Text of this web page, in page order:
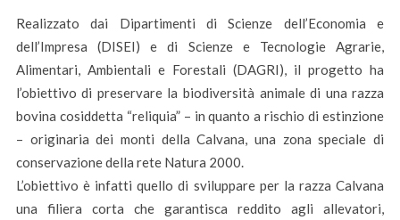
Realizzato dai Dipartimenti di Scienze dell’Economia e
dell’Impresa (DISEI) e di Scienze e Tecnologie Agrarie,
Alimentari, Ambientali e Forestali (DAGRI), il progetto ha
l’obiettivo di preservare la biodiversità animale di una razza
bovina cosiddetta “reliquia” – in quanto a rischio di estinzione
– originaria dei monti della Calvana, una zona speciale di
conservazione della rete Natura 2000.
L’obiettivo è infatti quello di sviluppare per la razza Calvana
una filiera corta che garantisca reddito agli allevatori,